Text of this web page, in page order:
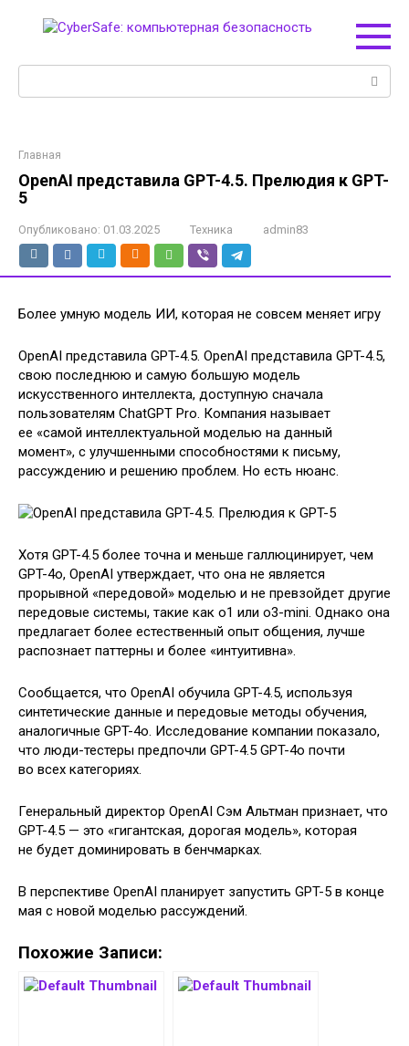
Главная
OpenAI представила GPT-4.5. Прелюдия к GPT-
5
Опубликовано: 01.03.2025 Техника admin83
Более умную модель ИИ, которая не совсем меняет игру
OpenAI представила GPT-4.5. OpenAI представила GPT-4.5,
свою последнюю и самую большую модель
искусственного интеллекта, доступную сначала
пользователям ChatGPT Pro. Компания называет
ее «самой интеллектуальной моделью на данный
момент», с улучшенными способностями к письму,
рассуждению и решению проблем. Но есть нюанс.
Хотя GPT-4.5 более точна и меньше галлюцинирует, чем
GPT-4o, OpenAI утверждает, что она не является
прорывной «передовой» моделью и не превзойдет другие
передовые системы, такие как o1 или o3-mini. Однако она
предлагает более естественный опыт общения, лучше
распознает паттерны и более «интуитивна».
Сообщается, что OpenAI обучила GPT-4.5, используя
синтетические данные и передовые методы обучения,
аналогичные GPT-4o. Исследование компании показало,
что люди-тестеры предпочли GPT-4.5 GPT-4o почти
во всех категориях.
Генеральный директор OpenAI Сэм Альтман признает, что
GPT-4.5 — это «гигантская, дорогая модель», которая
не будет доминировать в бенчмарках.
В перспективе OpenAI планирует запустить GPT-5 в конце
мая с новой моделью рассуждений.
Похожие Записи: